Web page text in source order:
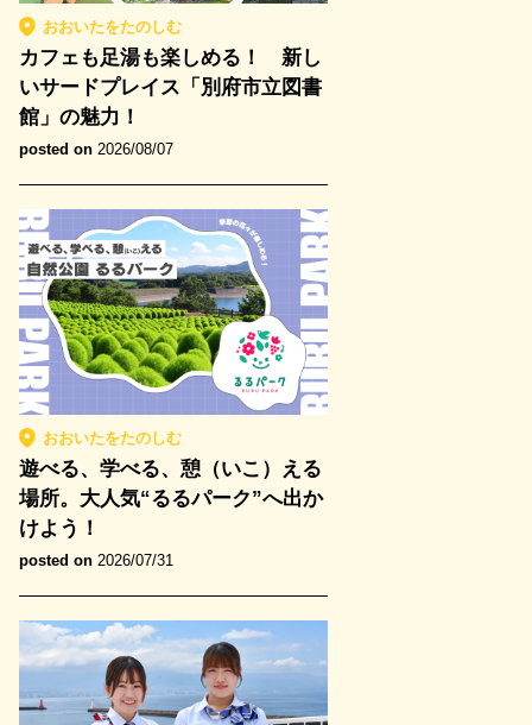
おおいたをたのしむ
カフェも足湯も楽しめる！ 新し
いサードプレイス「別府市立図書
館」の魅力！
posted on 2026/08/07
おおいたをたのしむ
遊べる、学べる、憩（いこ）える
場所。大人気“るるパーク”へ出か
けよう！
posted on 2026/07/31